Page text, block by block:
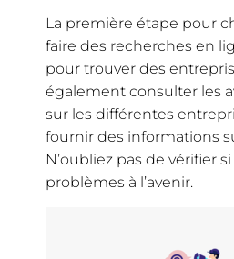
La première étape pour
faire des recherches en
pour trouver des
également consulter les
sur les différentes
fournir des informations
N’oubliez pas de vérifier
problèmes à l’avenir.